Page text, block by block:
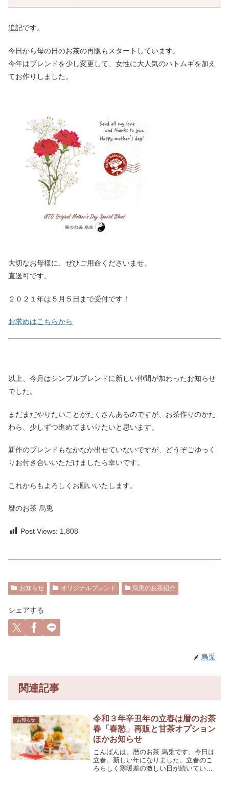
追記です。
今日から母の日のお茶の再販もスタートしています。
今年はブレンドを少し変更して、女性に大人気のハトムギを加え
てお作りしました。
大切なお母様に、ぜひご用命くださいませ。
直送可です。
２０２１年は５月５日まで受付です！
お求めはこちらから
以上、今月はシンプルブレンドに新しい仲間が加わったお知らせ
でした。
まだまだやりたいことがたくさんあるのですが、お茶作りのかた
わら、少しずつ進めてまいりたいと思います。
新作のブレンドもなかなか出せていないですが、どうぞごゆっく
りお付き合いいただけましたら幸いです。
これからもよろしくお願いいたします。
暦のお茶 烏兎
Post Views: 1,808
お知らせ オリジナルブレンド 烏兎のお茶紹介
シェアする
烏兎
関連記事
お知らせ
令和３年辛丑年の立春は暦のお茶
春「春愁」再販と甘茶オプション
ほかお知らせ
こんばんは、暦のお茶 烏兎です。今日は
立春。新しい年になりました。立春のこ
ろらしく寒暖差の激しい日が続いていま